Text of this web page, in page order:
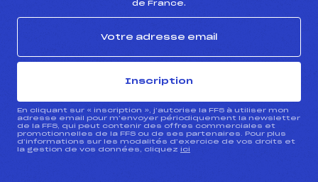
de France.
Inscription
En cliquant sur « inscription », j’autorise la FFS à utiliser mon
adresse email pour m’envoyer périodiquement la newsletter
de la FFS, qui peut contenir des offres commerciales et
promotionnelles de la FFS ou de ses partenaires. Pour plus
d’informations sur les modalités d’exercice de vos droits et
la gestion de vos données, cliquez ici